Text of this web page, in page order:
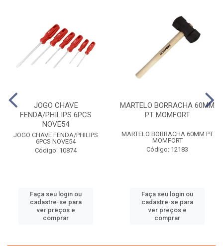
JOGO CHAVE
FENDA/PHILIPS 6PCS
NOVE54
JOGO CHAVE FENDA/PHILIPS
6PCS NOVE54
Código: 10874
Faça seu login ou
cadastre-se para
ver preços e
comprar
MARTELO BORRACHA 60MM
PT MOMFORT
MARTELO BORRACHA 60MM PT
MOMFORT
Código: 12183
Faça seu login ou
cadastre-se para
ver preços e
comprar